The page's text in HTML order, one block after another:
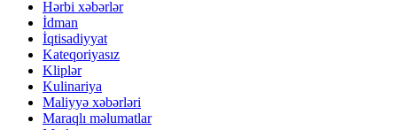
Hərbi xəbərlər
İdman
İqtisadiyyat
Kateqoriyasız
Kliplər
Kulinariya
Maliyyə xəbərləri
Maraqlı məlumatlar